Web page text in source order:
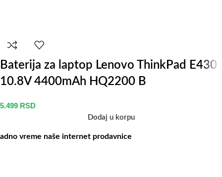
Baterija za laptop Lenovo ThinkPad E430
10.8V 4400mAh HQ2200 B
5.499 RSD
Dodaj u korpu
vreme naše internet prodavnice